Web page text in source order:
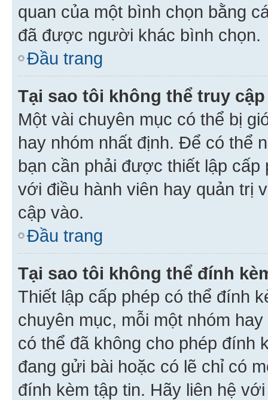
quan của một bình chọn bằng
đã được người khác bình chọn.
Đầu trang
Tại sao tôi không thể truy
Một vài chuyên mục có thể bị
hay nhóm nhất định. Để có thể
bạn cần phải được thiết lập
với điều hành viên hay quản trị
cập vào.
Đầu trang
Tại sao tôi không thể đính
Thiết lập cấp phép có thể đính
chuyên mục, mỗi một nhóm
có thể đã không cho phép đính
đang gửi bài hoặc có lẽ chỉ có
đính kèm tập tin. Hãy liên hệ